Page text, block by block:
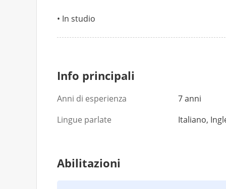
In studio
Info principali
Anni di esperienza
7 anni
Lingue parlate
Italiano,
Abilitazioni